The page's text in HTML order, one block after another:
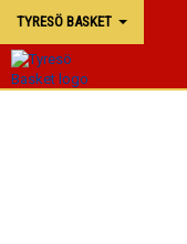
TYRESÖ BASKET